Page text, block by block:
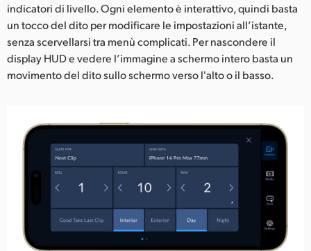
indicatori di livello. Ogni elemento è interattivo, quindi basta
un tocco del dito per modificare le impostazioni all’istante,
senza scervellarsi tra menù complicati. Per nascondere il
display HUD e vedere l’immagine a schermo intero basta un
movimento del dito sullo schermo verso l'alto o il basso.